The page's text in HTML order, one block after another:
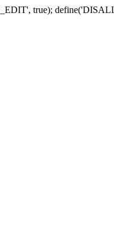
true);